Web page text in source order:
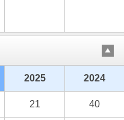
2025 2024
21 40